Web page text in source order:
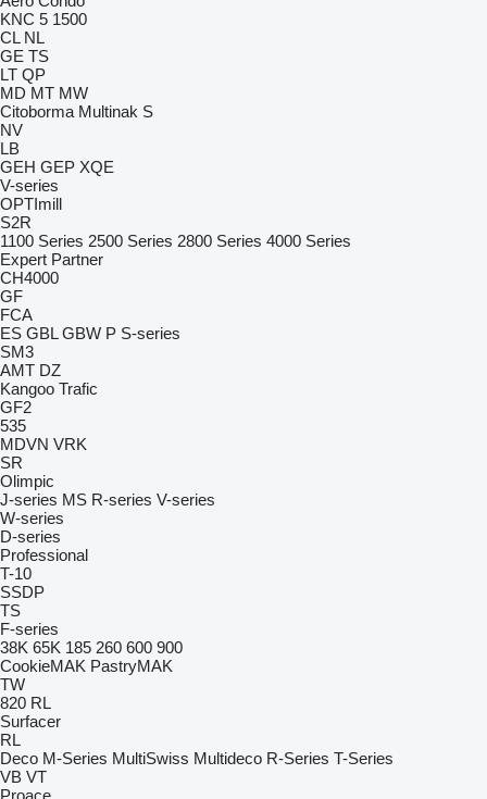
KNC 5 1500
CL NL
GE TS
LT QP
MD MT MW
Citoborma Multinak S
NV
LB
GEH GEP XQE
V-series
OPTImill
S2R
1100 Series 2500 Series 2800 Series 4000 Series
Expert Partner
CH4000
GF
FCA
ES GBL GBW P S-series
SM3
AMT DZ
Kangoo Trafic
GF2
535
MDVN VRK
SR
Olimpic
J-series MS R-series V-series
W-series
D-series
Professional
T-10
SSDP
TS
F-series
38K 65K 185 260 600 900
CookieMAK PastryMAK
TW
820 RL
Surfacer
RL
Deco M-Series MultiSwiss Multideco R-Series T-Series
VB VT
Proace